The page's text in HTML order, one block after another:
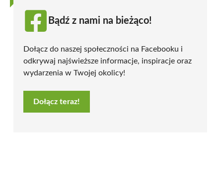
Bądź z nami na bieżąco!
Dołącz do naszej społeczności na Facebooku i
odkrywaj najświeższe informacje, inspiracje oraz
wydarzenia w Twojej okolicy!
Dołącz teraz!